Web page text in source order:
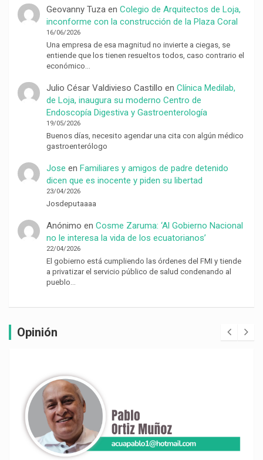
Geovanny Tuzaen Colegio de Arquitectos de Loja,
inconforme con la construcción de la Plaza Coral
16/06/2026
Una empresa de esa magnitud no invierte a ciegas, se
entiende que los tienen resueltos todos, caso contrario el
económico…
Julio César Valdivieso Castillo en Clínica Medilab,
de Loja, inaugura su moderno Centro de
Endoscopía Digestiva y Gastroenterología
19/05/2026
Buenos días, necesito agendar una cita con algún médico
gastroenterólogo
Jose en Familiares y amigos de padre detenido
dicen que es inocente y piden su libertad
23/04/2026
Josdeputaaaa
Anónimo en Cosme Zaruma: ‘Al Gobierno Nacional
no le interesa la vida de los ecuatorianos’
22/04/2026
El gobierno está cumpliendo las órdenes del FMI y tiende
a privatizar el servicio público de salud condenando al
pueblo…
Opinión